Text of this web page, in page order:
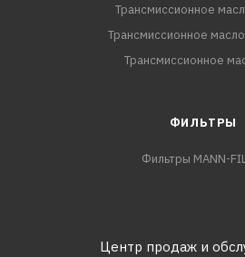
Трансмиссионное
Трансмиссионное
Трансмиссионное
ФИЛЬТРЫ
Фильтры MANN-
Центр продаж и